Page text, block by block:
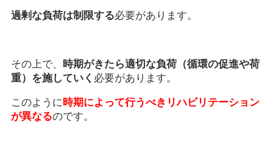
過剰な負荷は制限する必要があります。
その上で、 時期がきたら適切な負荷（循環の促進や荷
重）を施していく 必要があります。
このように 時期によって行うべきリハビリテーション
が異なるのです。